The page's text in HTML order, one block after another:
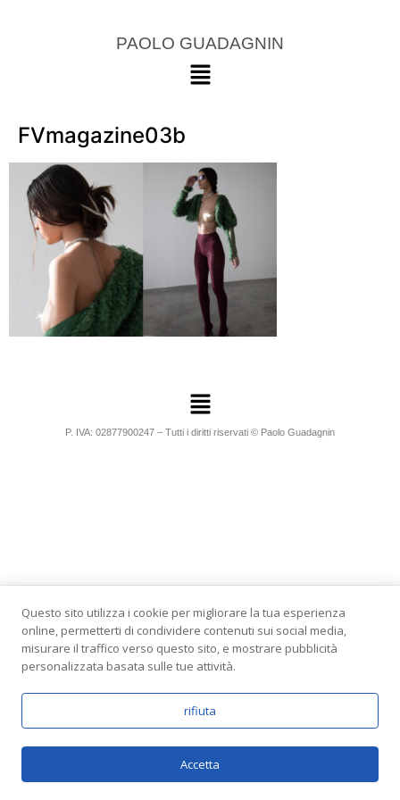
PAOLO GUADAGNIN
FVmagazine03b
P. IVA: 02877900247 – Tutti i diritti riservati © Paolo Guadagnin
Questo sito utilizza i cookie per migliorare la tua esperienza
online, permetterti di condividere contenuti sui social media,
misurare il traffico verso questo sito, e mostrare pubblicità
personalizzata basata sulle tue attività.
rifiuta
Accetta